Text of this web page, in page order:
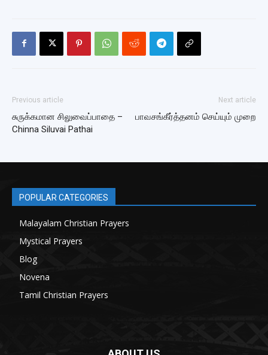
Previous article
சுருக்கமான சிலுவைப்பாதை –
Chinna Siluvai Pathai
Next article
பாவசங்கீர்த்தனம் செய்யும் முறை
POPULAR CATEGORIES
Malayalam Christian Prayers
Mystical Prayers
Blog
Novena
Tamil Christian Prayers